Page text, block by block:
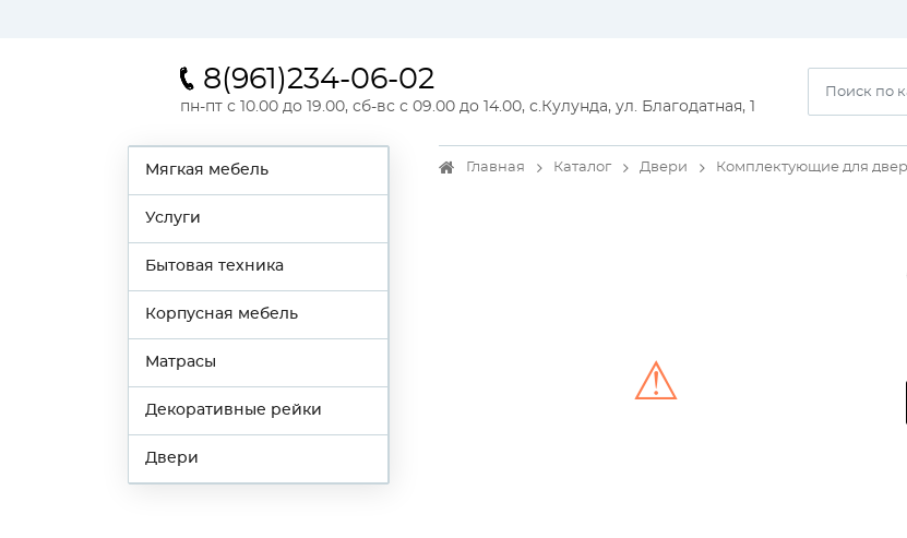
8(961)234-06-02
пн-пт с 10.00 до 19.00, сб-вс с 09.00 до 14.00, с.Кулунда, ул. Благодатная, 1
Мягкая мебель
Услуги
Бытовая техника
Корпусная мебель
Матрасы
Декоративные рейки
Двери
Главная Каталог Двери Комплектующие для
⚠